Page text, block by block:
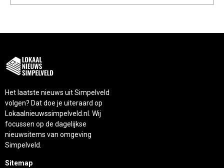
Het laatste nieuws uit Simpelveld
volgen? Dat doe je uiteraard op
Lokaalnieuwssimpelveld.nl. Wij
focussen op de dagelijkse
nieuwsitems van omgeving
Simpelveld.
Sitemap